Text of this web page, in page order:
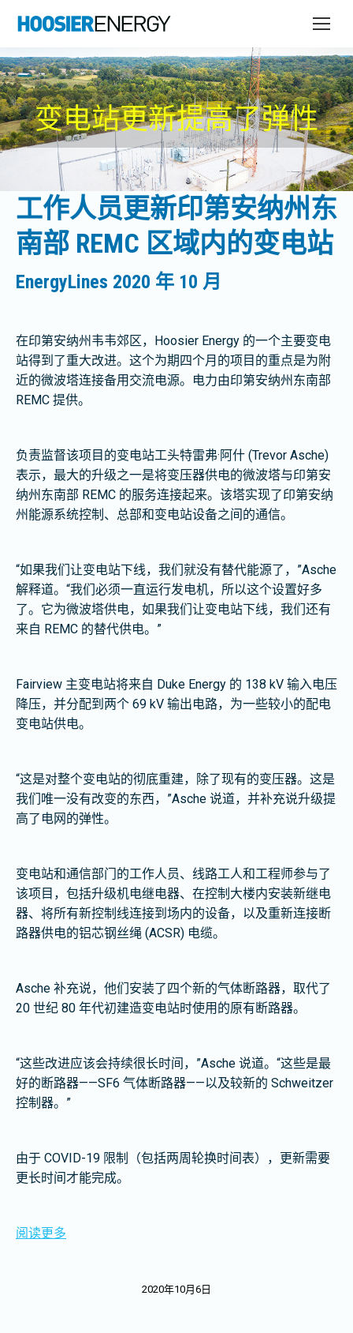
变电站更新提高了弹性
工作人员更新印第安纳州东
南部 REMC 区域内的变电站
EnergyLines 2020 年 10 月
在印第安纳州韦韦郊区，Hoosier Energy 的一个主要变电
站得到了重大改进。这个为期四个月的项目的重点是为附
近的微波塔连接备用交流电源。电力由印第安纳州东南部
REMC 提供。
负责监督该项目的变电站工头特雷弗·阿什 (Trevor Asche)
表示，最大的升级之一是将变压器供电的微波塔与印第安
纳州东南部 REMC 的服务连接起来。该塔实现了印第安纳
州能源系统控制、总部和变电站设备之间的通信。
“如果我们让变电站下线，我们就没有替代能源了，”Asche
解释道。“我们必须一直运行发电机，所以这个设置好多
了。它为微波塔供电，如果我们让变电站下线，我们还有
来自 REMC 的替代供电。”
Fairview 主变电站将来自 Duke Energy 的 138 kV 输入电压
降压，并分配到两个 69 kV 输出电路，为一些较小的配电
变电站供电。
“这是对整个变电站的彻底重建，除了现有的变压器。这是
我们唯一没有改变的东西，”Asche 说道，并补充说升级提
高了电网的弹性。
变电站和通信部门的工作人员、线路工人和工程师参与了
该项目，包括升级机电继电器、在控制大楼内安装新继电
器、将所有新控制线连接到场内的设备，以及重新连接断
路器供电的铝芯钢丝绳 (ACSR) 电缆。
Asche 补充说，他们安装了四个新的气体断路器，取代了
20 世纪 80 年代初建造变电站时使用的原有断路器。
“这些改进应该会持续很长时间，”Asche 说道。“这些是最
好的断路器——SF6 气体断路器——以及较新的 Schweitzer
控制器。”
由于 COVID-19 限制（包括两周轮换时间表），更新需要
更长时间才能完成。
阅读更多
2020年10月6日